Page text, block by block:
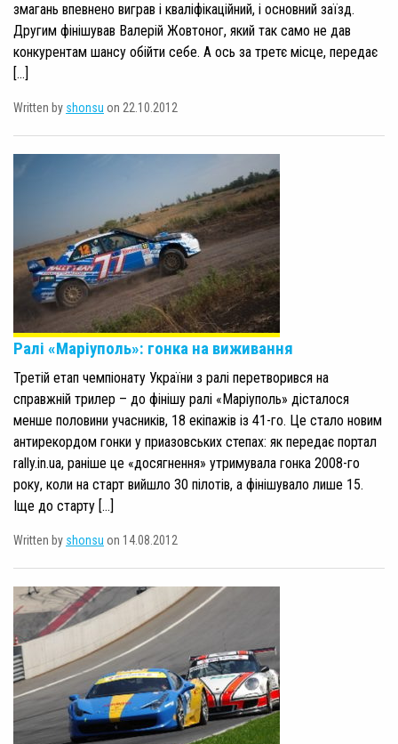
змагань впевнено виграв і кваліфікаційний, і основний заїзд.
Другим фінішував Валерій Жовтоног, який так само не дав
конкурентам шансу обійти себе. А ось за третє місце, передає
[…]
Written by shonsu on 22.10.2012
Ралі «Маріуполь»: гонка на виживання
Третій етап чемпіонату України з ралі перетворився на
справжній трилер – до фінішу ралі «Маріуполь» дісталося
менше половини учасників, 18 екіпажів із 41-го. Це стало новим
антирекордом гонки у приазовських степах: як передає портал
rally.in.ua, раніше це «досягнення» утримувала гонка 2008-го
року, коли на старт вийшло 30 пілотів, а фінішувало лише 15.
Іще до старту […]
Written by shonsu on 14.08.2012